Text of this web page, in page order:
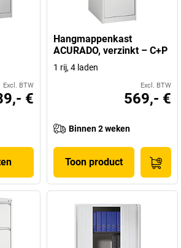
Excl. BTW
€
Hangmappenkast
ACURADO, verzinkt – C+P
1 rij, 4 laden
Excl. BTW
569,- €
Binnen 2 weken
Toon product